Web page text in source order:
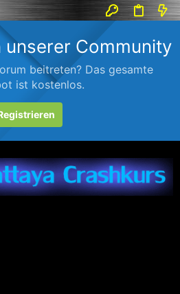
unserer Community
beitreten? Das gesamte
ist kostenlos.